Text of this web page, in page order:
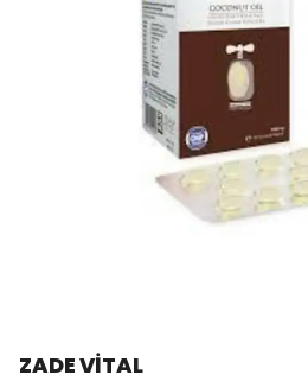
ZADE VİTAL